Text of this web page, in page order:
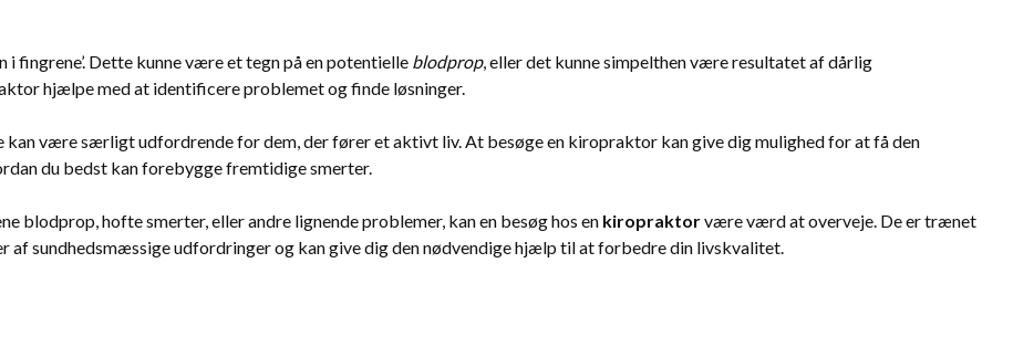
i fingrene’. Dette kunne være et tegn på en potentielle blodprop, eller det kunne simpelthen være resultatet af dårlig
hjælpe med at identificere problemet og finde løsninger.
kan være særligt udfordrende for dem, der fører et aktivt liv. At besøge en kiropraktor kan give dig mulighed for at få den
du bedst kan forebygge fremtidige smerter.
blodprop, hofte smerter, eller andre lignende problemer, kan en besøg hos en kiropraktorvære værd at overveje. De er trænet
af sundhedsmæssige udfordringer og kan give dig den nødvendige hjælp til at forbedre din livskvalitet.